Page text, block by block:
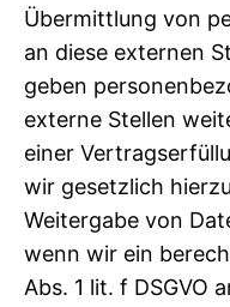
Übermittlung von
an diese externen
geben
externe Stellen
einer
wir gesetzlich
Weitergabe von
wenn wir ein
Abs. 1 lit. f DSGVO